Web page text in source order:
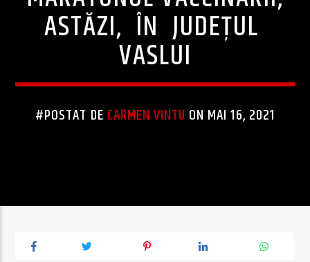
ASTĂZI, ÎN JUDEȚUL
VASLUI
#POSTAT DE CARMEN VINTU ON MAI 16, 2021